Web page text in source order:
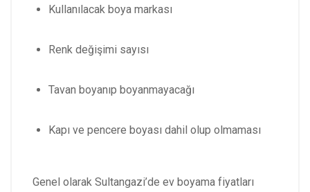
Kullanılacak boya markası
Renk değişimi sayısı
Tavan boyanıp boyanmayacağı
Kapı ve pencere boyası dahil olup olmaması
Genel olarak Sultangazi’de ev boyama fiyatları